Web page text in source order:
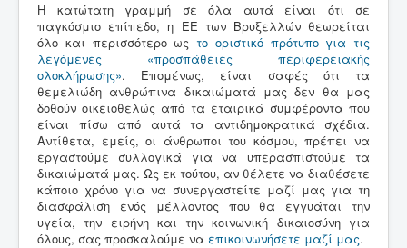
Η κατώτατη γραμμή σε όλα αυτά είναι ότι σε
παγκόσμιο επίπεδο, η ΕΕ των Βρυξελλών θεωρείται
όλο και περισσότερο ως το οριστικό πρότυπο για τις
λεγόμενες «προσπάθειες περιφερειακής
ολοκλήρωσης». Επομένως, είναι σαφές ότι τα
θεμελιώδη ανθρώπινα δικαιώματά μας δεν θα μας
δοθούν οικειοθελώς από τα εταιρικά συμφέροντα που
είναι πίσω από αυτά τα αντιδημοκρατικά σχέδια.
Αντίθετα, εμείς, οι άνθρωποι του κόσμου, πρέπει να
εργαστούμε συλλογικά για να υπερασπιστούμε τα
δικαιώματά μας. Ως εκ τούτου, αν θέλετε να διαθέσετε
κάποιο χρόνο για να συνεργαστείτε μαζί μας για τη
διασφάλιση ενός μέλλοντος που θα εγγυάται την
υγεία, την ειρήνη και την κοινωνική δικαιοσύνη για
όλους, σας προσκαλούμε να επικοινωνήσετε μαζί μας.